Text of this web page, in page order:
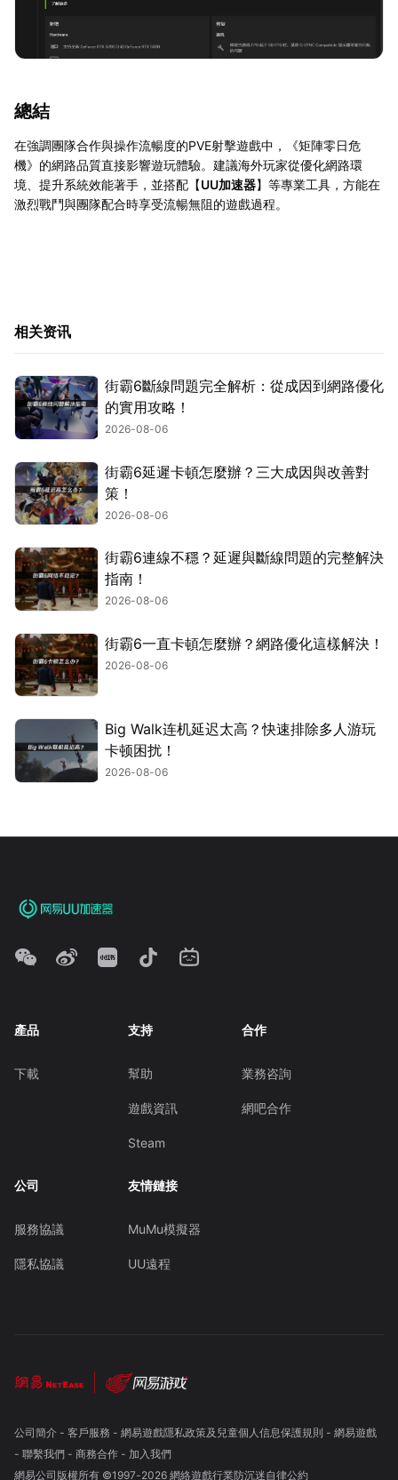
總結
在強調團隊合作與操作流暢度的PVE射擊遊戲中，《矩陣零日危
機》的網路品質直接影響遊玩體驗。建議海外玩家從優化網路環
境、提升系統效能著手，並搭配【UU加速器】等專業工具，方能在
激烈戰鬥與團隊配合時享受流暢無阻的遊戲過程。
相关资讯
街霸6斷線問題完全解析：從成因到網路優化
的實用攻略！
2026-08-06
街霸6延遲卡頓怎麼辦？三大成因與改善對
策！
2026-08-06
街霸6連線不穩？延遲與斷線問題的完整解決
指南！
2026-08-06
街霸6一直卡頓怎麼辦？網路優化這樣解決！
2026-08-06
Big Walk连机延迟太高？快速排除多人游玩
卡顿困扰！
2026-08-06
產品
下載
支持
幫助
遊戲資訊
Steam
合作
業務咨詢
網吧合作
公司
服務協議
隱私協議
友情鏈接
MuMu模擬器
UU遠程
公司簡介- 客戶服務 - 網易遊戲隱私政策及兒童個人信息保護規則 - 網易遊戲
- 聯繫我們- 商務合作- 加入我們
網易公司版權所有 ©1997-2026 網絡遊戲行業防沉迷自律公約